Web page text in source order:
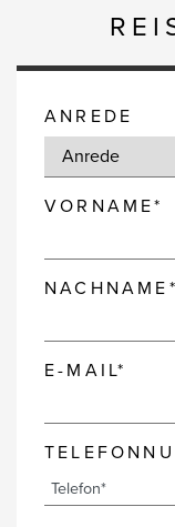
ANREDE
VORNAME*
NACHNAME*
E-MAIL*